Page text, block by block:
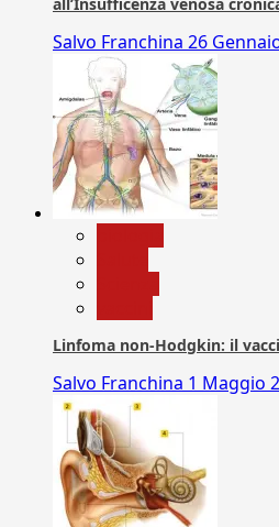
Salvo Franchina 26
Linfoma non-Hodgkin: il
Salvo Franchina 1 Maggio